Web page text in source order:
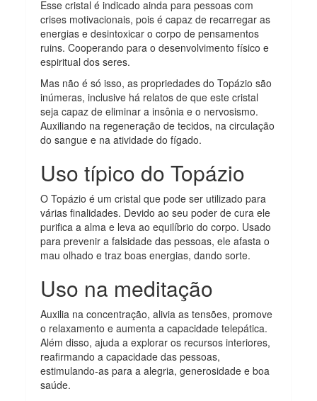
Esse cristal é indicado ainda para pessoas com
crises motivacionais, pois é capaz de recarregar as
energias e desintoxicar o corpo de pensamentos
ruins. Cooperando para o desenvolvimento físico e
espiritual dos seres.
Mas não é só isso, as propriedades do Topázio são
inúmeras, inclusive há relatos de que este cristal
seja capaz de eliminar a insônia e o nervosismo.
Auxiliando na regeneração de tecidos, na circulação
do sangue e na atividade do fígado.
Uso típico do Topázio
O Topázio é um cristal que pode ser utilizado para
várias finalidades. Devido ao seu poder de cura ele
purifica a alma e leva ao equilíbrio do corpo. Usado
para prevenir a falsidade das pessoas, ele afasta o
mau olhado e traz boas energias, dando sorte.
Uso na meditação
Auxilia na concentração, alivia as tensões, promove
o relaxamento e aumenta a capacidade telepática.
Além disso, ajuda a explorar os recursos interiores,
reafirmando a capacidade das pessoas,
estimulando-as para a alegria, generosidade e boa
saúde.